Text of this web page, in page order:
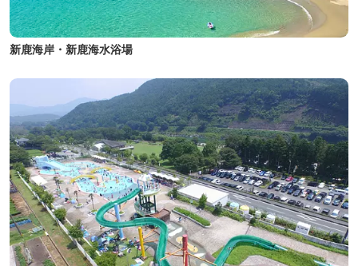
新鹿海岸・新鹿海水浴場